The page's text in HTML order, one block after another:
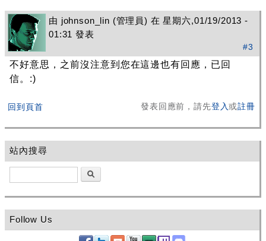
由 johnson_lin (管理員) 在 星期六,01/19/2013 -
01:31 發表
#3
不好意思，之前沒注意到您在這邊也有回應，已回
信。:)
回到頁首 發表回應前，請先登入或註冊
站內搜尋
Follow Us